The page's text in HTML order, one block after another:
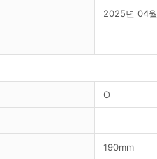
2025년 04월
O
190mm